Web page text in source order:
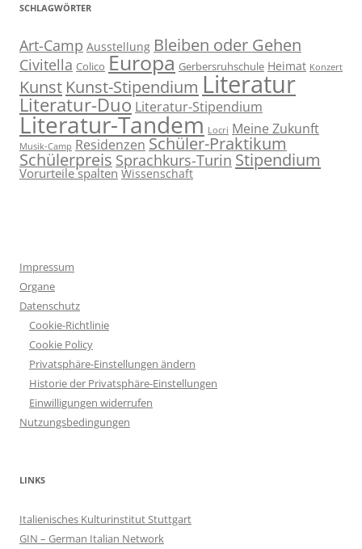
SCHLAGWÖRTER
Art-Camp Ausstellung Bleiben oder Gehen
Civitella Colico Europa Gerbersruhschule Heimat Konzert
Kunst Kunst-Stipendium Literatur
Literatur-Duo Literatur-Stipendium
Literatur-Tandem Locri Meine Zukunft
Musik-Camp Residenzen Schüler-Praktikum
Schülerpreis Sprachkurs-Turin Stipendium
Vorurteile spalten Wissenschaft
Impressum
Organe
Datenschutz
Cookie-Richtlinie
Cookie Policy
Privatsphäre-Einstellungen ändern
Historie der Privatsphäre-Einstellungen
Einwilligungen widerrufen
Nutzungsbedingungen
LINKS
Italienisches Kulturinstitut Stuttgart
GIN – German Italian Network